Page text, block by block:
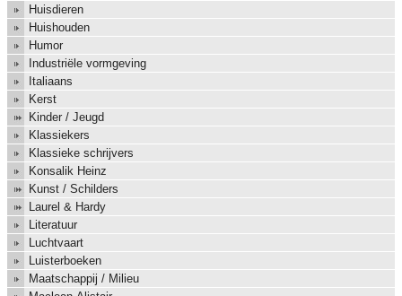
Huisdieren
Huishouden
Humor
Industriële vormgeving
Italiaans
Kerst
Kinder / Jeugd
Klassiekers
Klassieke schrijvers
Konsalik Heinz
Kunst / Schilders
Laurel & Hardy
Literatuur
Luchtvaart
Luisterboeken
Maatschappij / Milieu